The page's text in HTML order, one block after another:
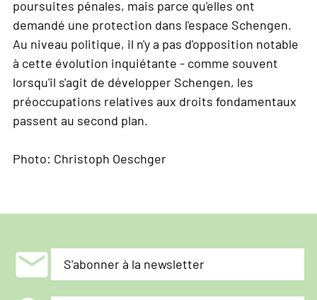
poursuites pénales, mais parce qu'elles ont
demandé une protection dans l'espace Schengen.
Au niveau politique, il n'y a pas d'opposition notable
à cette évolution inquiétante - comme souvent
lorsqu'il s'agit de développer Schengen, les
préoccupations relatives aux droits fondamentaux
passent au second plan.
Photo: Christoph Oeschger
mail S'abonner à la newsletter